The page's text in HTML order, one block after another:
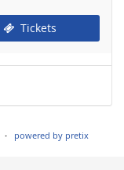
Tickets
powered by pretix